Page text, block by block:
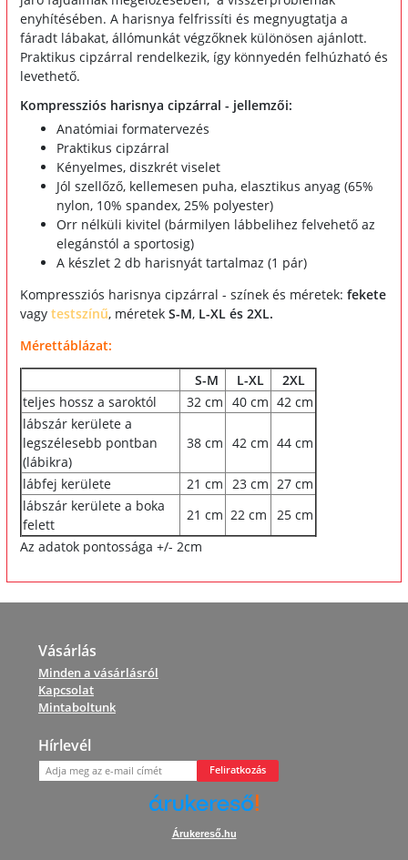
enyhítésében. A harisnya felfrissíti és megnyugtatja a
fáradt lábakat, állómunkát végzőknek különösen ajánlott.
Praktikus cipzárral rendelkezik, így könnyedén felhúzható és
levethető.
Kompressziós harisnya cipzárral - jellemzői:
Anatómiai formatervezés
Praktikus cipzárral
Kényelmes, diszkrét viselet
Jól szellőző, kellemesen puha, elasztikus anyag (65%
nylon, 10% spandex, 25% polyester)
Orr nélküli kivitel (bármilyen lábbelihez felvehető az
elegánstól a sportosig)
A készlet 2 db harisnyát tartalmaz (1 pár)
Kompressziós harisnya cipzárral - színek és méretek: fekete
vagy testszínű, méretek S-M, L-XL és 2XL.
Mérettáblázat:
S-M
L-XL
2XL
teljes hossz a saroktól
32 cm 40 cm 42 cm
lábszár kerülete a
legszélesebb pontban
(lábikra)
38 cm 42 cm 44 cm
lábfej kerülete 21 cm 23 cm 27 cm
lábszár kerülete a boka
felett
21 cm 22 cm
25 cm
Az adatok pontossága +/- 2cm
Vásárlás
Minden a vásárlásról
Kapcsolat
Mintaboltunk
Hírlevél
Feliratkozás
Árukereső.hu